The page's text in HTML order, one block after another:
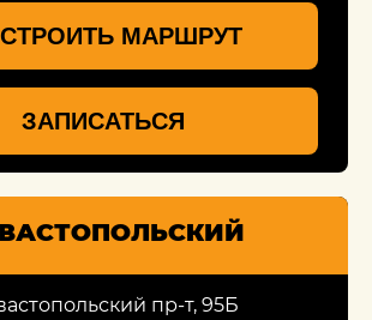
МАРШРУТ
ЗАПИСАТЬСЯ
пр-т, 95Б